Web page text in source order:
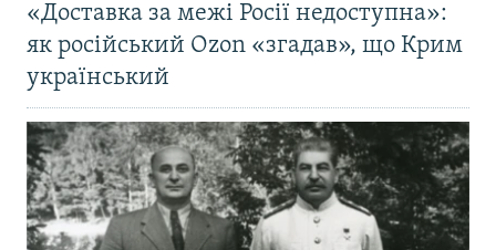
«Доставка за межі Росії недоступна»:
як російський Ozon «згадав», що Крим
український